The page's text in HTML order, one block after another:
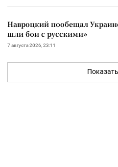
Навроцкий пообещал
шли бои с русскими»
7 августа 2026, 23:11